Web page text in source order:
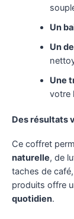
Un
Un
Une
votre
Des résultats
Ce coffret
naturelle, de
taches de
produits offre
quotidien.